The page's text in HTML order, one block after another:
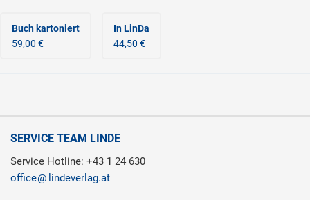
Buch kartoniert
59,00 €
In LinDa
44,50 €
SERVICE TEAM LINDE
Service Hotline: +43 1 24 630
office
lindeverlag.at